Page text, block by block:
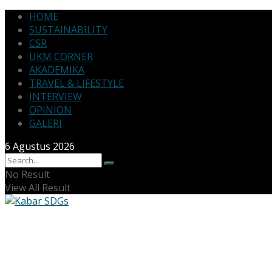
HOME
SUSTAINABILITY
CSR
UKM CORNER
AKADEMIKA
TRAVEL & LIFESTYLE
INTERVIEW
OPINION
GALERI
6 Agustus 2026
No Result
View All Result